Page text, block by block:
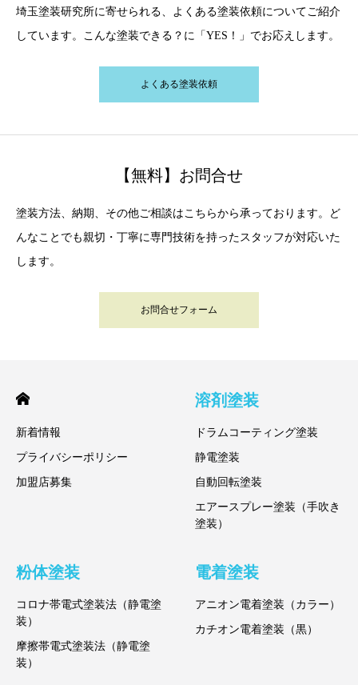
埼玉塗装研究所に寄せられる、よくある塗装依頼についてご紹介
しています。こんな塗装できる？に「YES！」でお応えします。
よくある塗装依頼
【無料】お問合せ
塗装方法、納期、その他ご相談はこちらから承っております。ど
んなことでも親切・丁寧に専門技術を持ったスタッフが対応いた
します。
お問合せフォーム
新着情報
プライバシーポリシー
加盟店募集
溶剤塗装
ドラムコーティング塗装
静電塗装
自動回転塗装
エアースプレー塗装（手吹き
塗装）
粉体塗装
コロナ帯電式塗装法（静電塗
装）
摩擦帯電式塗装法（静電塗
装）
電着塗装
アニオン電着塗装（カラー）
カチオン電着塗装（黒）